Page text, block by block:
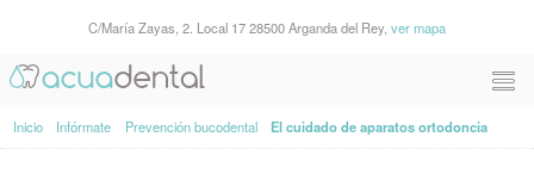
C/María Zayas, 2. Local 17 28500 Arganda del Rey, ver mapa
Inicio Infórmate Prevención bucodental El cuidado de aparatos ortodoncia